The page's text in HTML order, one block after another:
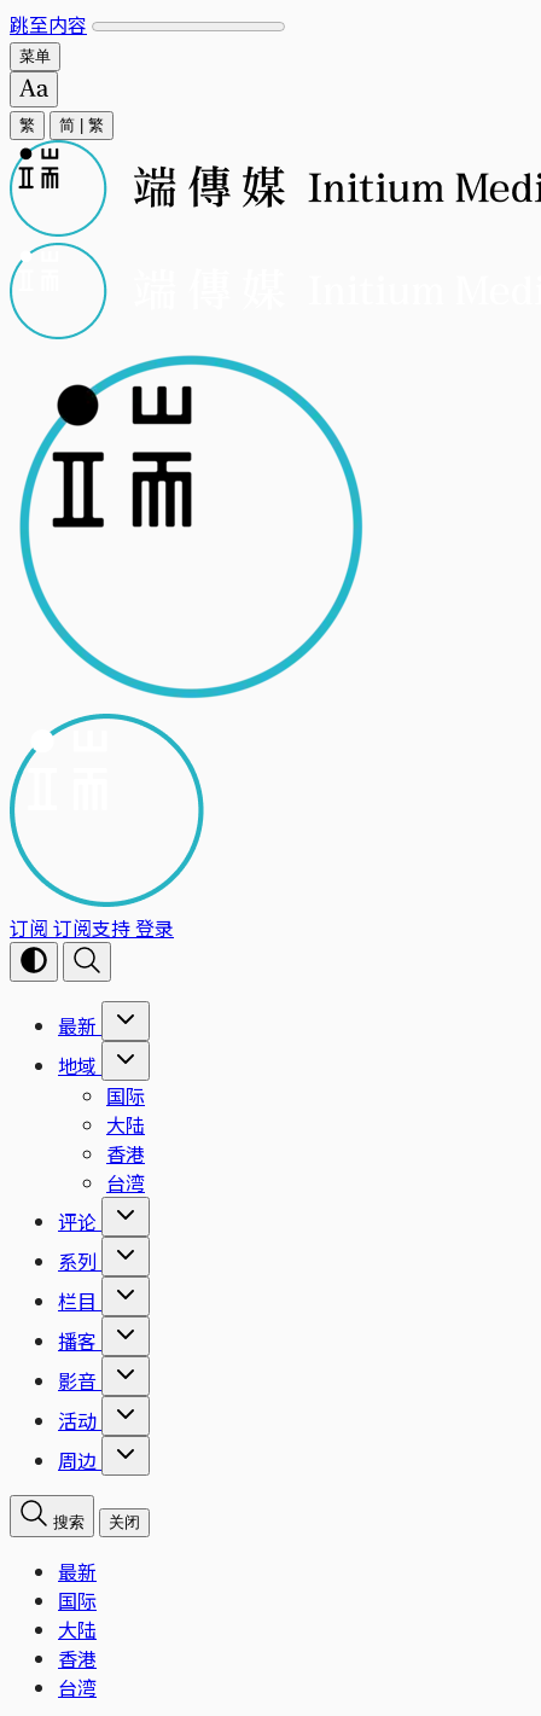
跳至内容
菜单
繁 简 繁
订阅 订阅支持登录
最新
地域
国际
大陆
香港
台湾
评论
系列
栏目
播客
影音
活动
周边
搜索 关闭
最新
国际
大陆
香港
台湾